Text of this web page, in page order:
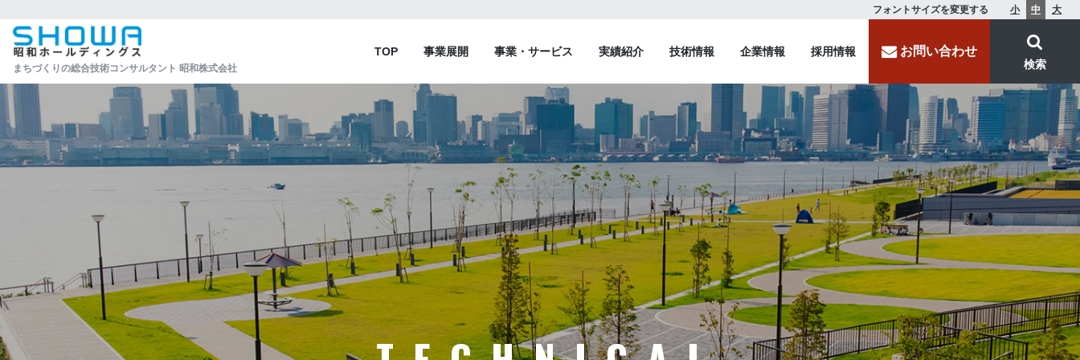
フォントサイズを変更する 小 中 大
まちづくりの総合技術コンサルタント 昭和株式会社
TOP 事業展開 事業・サービス 実績紹介 技術情報 企業情報 採用情報 お問い合わせ
検索